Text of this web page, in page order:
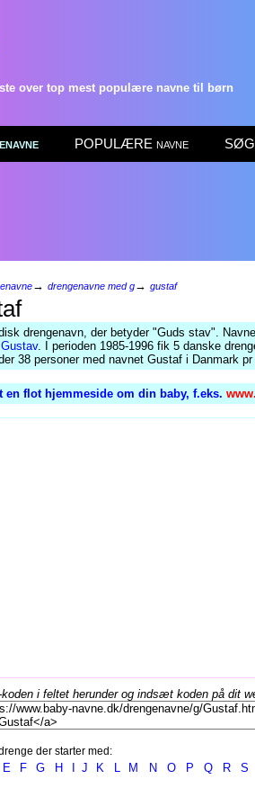
over top mest populære navne til børn
POPULÆRE navne SØG
→ drengenavne med g→ gustaf
drengenavn, der betyder "Guds stav".
Gustav. I perioden 1985-1996 fik 5 danske
38 personer med navnet Gustaf i Danmark pr
en flot hjemmeside om din baby, f.eks.
koden i feltet herunder og indsæt koden på dit
der starter med:
E F G H J K L M N O P Q R S